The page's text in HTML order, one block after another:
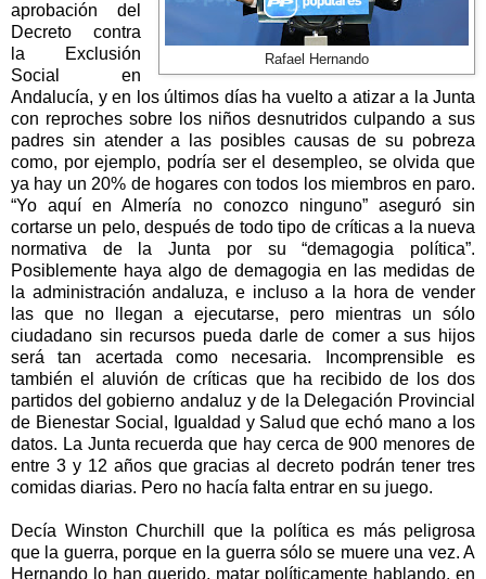
Rafael Hernando
aprobación del
Decreto contra
la Exclusión
Social
en
Andalucía, y en los últimos días ha vuelto a atizar a la Junta
con reproches sobre los niños desnutridos culpando a sus
padres sin atender a las posibles causas de su pobreza
como, por ejemplo, podría ser el desempleo, se olvida que
ya hay un 20% de hogares con todos los miembros en paro.
“Yo aquí en Almería no conozco ninguno” aseguró sin
cortarse un pelo, después de todo tipo de críticas a la nueva
normativa de
la Junta por su “demagogia política”.
Posiblemente haya algo de demagogia en las medidas de
la administración andaluza, e incluso a la hora de vender
las que no llegan a ejecutarse, pero mientras un sólo
ciudadano sin recursos pueda darle de comer a sus hijos
será tan acertada como necesaria. Incomprensible es
también el aluvión de críticas que ha recibido de los dos
partidos del gobierno andaluz y de la Delegación Provincial
de Bienestar Social, Igualdad y Salud que echó mano a los
datos. La Junta recuerda que hay cerca de 900 menores de
entre 3 y 12 años que gracias al decreto podrán tener tres
comidas diarias. Pero no hacía falta entrar en su juego.
Decía Winston Churchill que la política es más peligrosa
que la guerra, porque en la guerra sólo se muere una vez. A
Hernando lo han querido, matar políticamente hablando, en